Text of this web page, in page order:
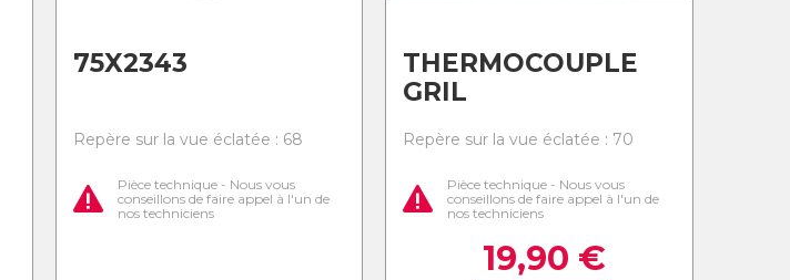
75X2343
Repère sur la vue éclatée : 68
Pièce technique - Nous vous
conseillons de faire appel à l'un de
nos techniciens
THERMOCOUPLE
GRIL
Repère sur la vue éclatée : 70
Pièce technique - Nous vous
conseillons de faire appel à l'un de
nos techniciens
19,90 €